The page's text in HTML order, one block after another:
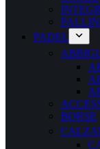
PADEL
BORSE